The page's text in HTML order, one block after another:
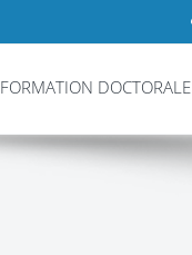
FORMATION DOCTORALE